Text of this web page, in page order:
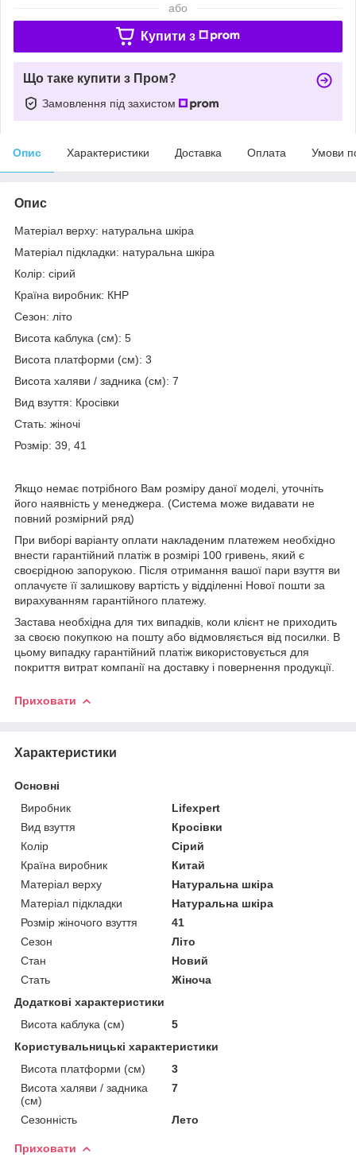
або
Купити з
Що таке купити з Пром?
Замовлення під захистом
Опис Характеристики Доставка Оплата Умови
Опис
Матеріал верху: натуральна шкіра
Матеріал підкладки: натуральна шкіра
Колір: сірий
Країна виробник: КНР
Сезон: літо
Висота каблука (см): 5
Висота платформи (см): 3
Висота халяви / задника (см): 7
Вид взуття: Кросівки
Стать: жіночі
Розмір: 39, 41
Якщо немає потрібного Вам розміру даної моделі, уточніть
його наявність у менеджера. (Система може видавати не
повний розмірний ряд)
При виборі варіанту оплати накладеним платежем необхідно
внести гарантійний платіж в розмірі 100 гривень, який є
своєрідною запорукою. Після отримання вашої пари взуття ви
оплачуєте її залишкову вартість у відділенні Нової пошти за
вирахуванням гарантійного платежу.
Застава необхідна для тих випадків, коли клієнт не приходить
за своєю покупкою на пошту або відмовляється від посилки. В
цьому випадку гарантійний платіж використовується для
покриття витрат компанії на доставку і повернення продукції.
Приховати
Характеристики
Основні
Виробник
Lifexpert
Вид взуття
Кросівки
Колір
Сірий
Країна виробник
Китай
Матеріал верху
Натуральна шкіра
Матеріал підкладки
Натуральна шкіра
Розмір жіночого взуття
41
Сезон
Літо
Стан
Новий
Стать
Жіноча
Додаткові характеристики
Висота каблука (см)
5
Користувальницькі характеристики
Висота платформи (см)
3
Висота халяви / задника
(см)
7
Сезонність Лето
Приховати